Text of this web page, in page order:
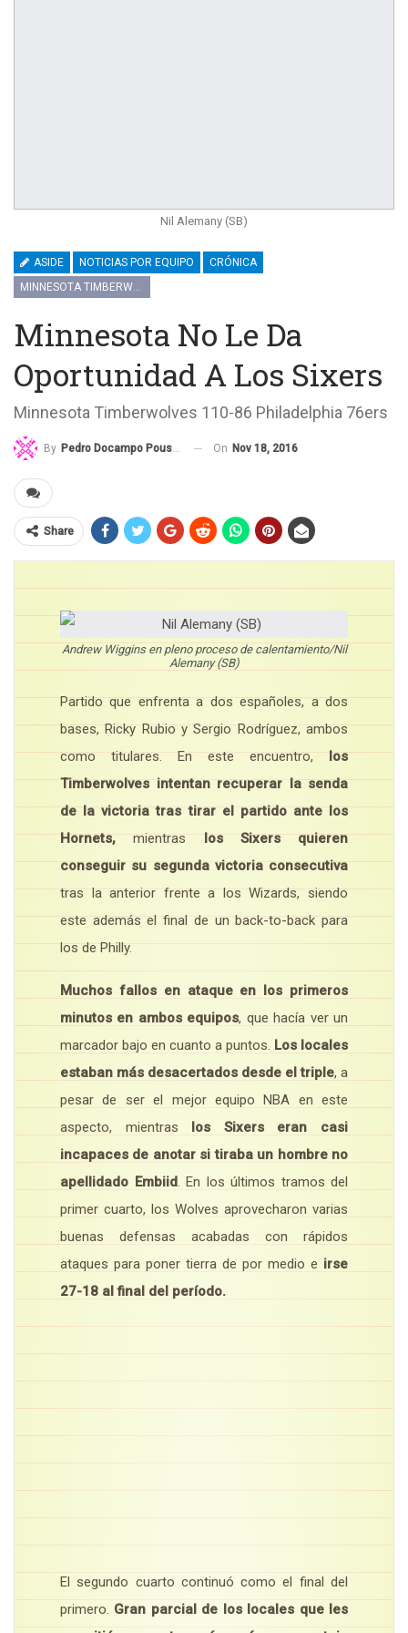
Nil Alemany (SB)
ASIDE NOTICIAS POR EQUIPO
CRÓNICA
Minnesota No Le Da
Oportunidad A Los Sixers
Minnesota Timberwolves 110-86 Philadelphia 76ers
By Pedro Docampo Pousada On Nov 18, 2016
Share
Andrew Wiggins en pleno proceso de calentamiento/Nil
Alemany (SB)
Partido que enfrenta a dos españoles, a dos
bases, Ricky Rubio y Sergio Rodríguez, ambos
como titulares. En este encuentro, los
Timberwolves intentan recuperar la senda
de la victoria tras tirar el partido ante los
Hornets, mientras los Sixers quieren
conseguir su segunda victoria consecutiva
tras la anterior frente a los Wizards, siendo
este además el final de un back-to-back para
los de Philly.
Muchos fallos en ataque en los primeros
minutos en ambos equipos, que hacía ver un
marcador bajo en cuanto a puntos. Los locales
estaban más desacertados desde el triple, a
pesar de ser el mejor equipo NBA en este
aspecto, mientras los Sixers eran casi
incapaces de anotar si tiraba un hombre no
apellidado Embiid. En los últimos tramos del
primer cuarto, los Wolves aprovecharon varias
buenas defensas acabadas con rápidos
ataques para poner tierra de por medio e irse
27-18 al final del período.
El segundo cuarto continuó como el final del
primero. Gran parcial de los locales que les